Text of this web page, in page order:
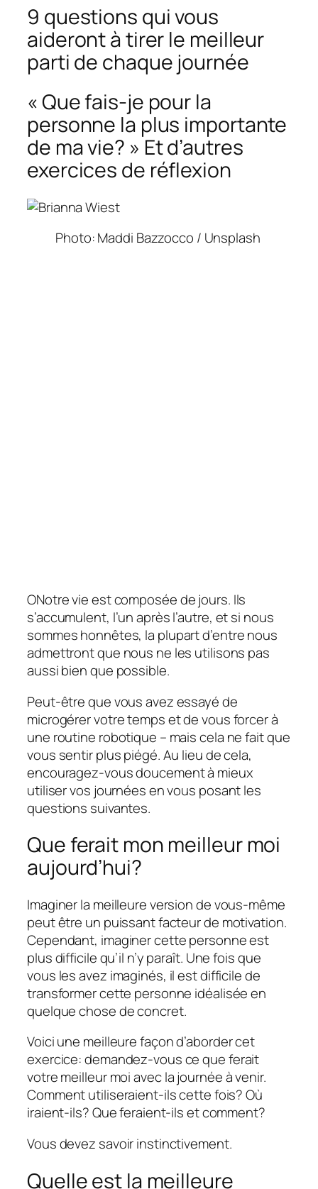
9 questions qui vous
aideront à tirer le meilleur
parti de chaque journée
« Que fais-je pour la
personne la plus importante
de ma vie? » Et d’autres
exercices de réflexion
Photo: Maddi Bazzocco / Unsplash
ONotre vie est composée de jours. Ils
s’accumulent, l’un après l’autre, et si nous
sommes honnêtes, la plupart d’entre nous
admettront que nous ne les utilisons pas
aussi bien que possible.
Peut-être que vous avez essayé de
microgérer votre temps et de vous forcer à
une routine robotique – mais cela ne fait que
vous sentir plus piégé. Au lieu de cela,
encouragez-vous doucement à mieux
utiliser vos journées en vous posant les
questions suivantes.
Que ferait mon meilleur moi
aujourd’hui?
Imaginer la meilleure version de vous-même
peut être un puissant facteur de motivation.
Cependant, imaginer cette personne est
plus difficile qu’il n’y paraît. Une fois que
vous les avez imaginés, il est difficile de
transformer cette personne idéalisée en
quelque chose de concret.
Voici une meilleure façon d’aborder cet
exercice: demandez-vous ce que ferait
votre meilleur moiavec la journée à venir.
Comment utiliseraient-ils cette fois? Où
iraient-ils? Que feraient-ils et comment?
Vous devez savoir instinctivement.
Quelle est la meilleure